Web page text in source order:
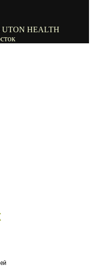
UTON HEALTH